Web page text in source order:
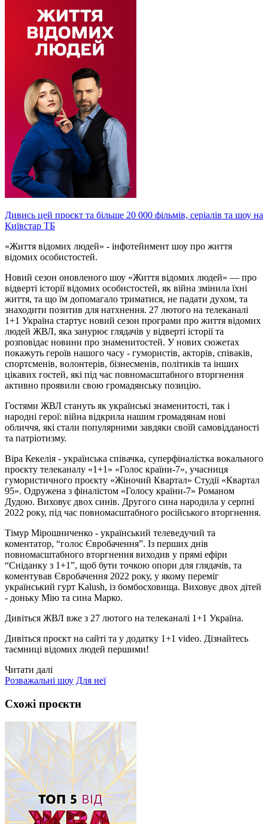
Дивись цей проєкт та більше 20 000 фільмів, серіалів та шоу на
Київстар ТБ
«Життя відомих людей» - інфотейнмент шоу про життя
відомих особистостей.
Новий сезон оновленого шоу «Життя відомих людей» — про
відверті історії відомих особистостей, як війна змінила їхні
життя, та що їм допомагало триматися, не падати духом, та
знаходити позитив для натхнення. 27 лютого на телеканалі
1+1 Україна стартує новий сезон програми про життя відомих
людей ЖВЛ, яка занурює глядачів у відверті історії та
розповідає новини про знаменитостей. У нових сюжетах
покажуть героїв нашого часу - гумористів, акторів, співаків,
спортсменів, волонтерів, бізнесменів, політиків та інших
цікавих гостей, які під час повномасштабного вторгнення
активно проявили свою громадянську позицію.
Гостями ЖВЛ стануть як українські знаменитості, так і
народні герої: війна відкрила нашим громадянам нові
обличчя, які стали популярними завдяки своїй самовідданості
та патріотизму.
Віра Кекелія - українська співачка, суперфіналістка вокального
проєкту телеканалу «1+1» «Голос країни-7», учасниця
гумористичного проєкту «Жіночий Квартал» Студії «Квартал
95». Одружена з фіналістом «Голосу країни-7» Романом
Дудою. Виховує двох синів. Другого сина народила у серпні
2022 року, під час повномасштабного російського вторгнення.
Тімур Мірошниченко - український телеведучий та
коментатор, “голос Євробачення”. Із перших днів
повномасштабного вторгнення виходив у прямі ефіри
“Сніданку з 1+1”, щоб бути точкою опори для глядачів, та
коментував Євробачення 2022 року, у якому переміг
український гурт Kalush, із бомбосховища. Виховує двох дітей
- доньку Мію та сина Марко.
Дивіться ЖВЛ вже з 27 лютого на телеканалі 1+1 Україна.
Дивіться проєкт на сайті та у додатку 1+1 video. Дізнайтесь
таємниці відомих людей першими!
Читати далі
Розважальні шоу Для неї
Схожі проєкти